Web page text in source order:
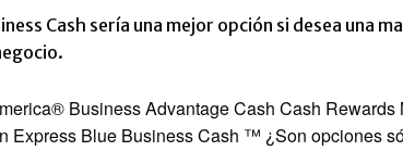
Cash sería una mejor opción si desea una
Business Advantage Cash Cash
Express Blue Business Cash ™ ¿Son opciones